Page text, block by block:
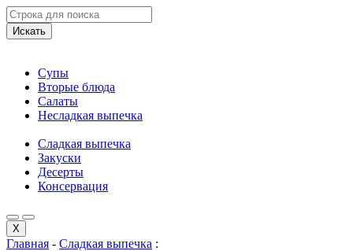
Искать
Супы
Вторые блюда
Салаты
Несладкая выпечка
Сладкая выпечка
Закуски
Десерты
Консервация
X
Главная - Сладкая выпечка :